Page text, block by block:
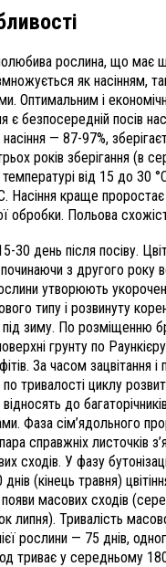
рослина, що має
як насінням,
Оптимальним і
безпосередній посів
— 87-97%,
років зберігання (в
від 15 до 30
краще проростає
обробки. Польова
30 день після посіву.
з другого року
утворюють
типу і розвинуту
під зиму. По розміщенню
грунту по
За часом зацвітання
тривалості циклу
до
Фаза сім’ядольного
справжніх листочків
сходів. У фазу
(кінець травня)
масових сходів
липня). Тривалість
рослини — 75 днів,
триває у середньому